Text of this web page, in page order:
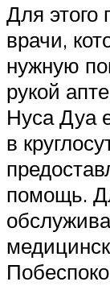
Для этого
врачи,
нужную
рукой
Нуса Дуа
в
помощь.